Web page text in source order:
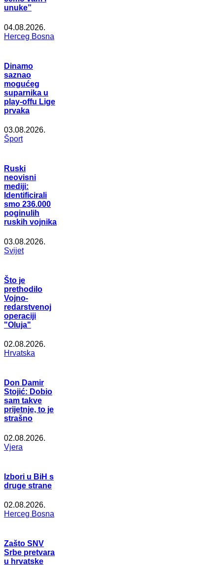
unuke”
04.08.2026.
Herceg Bosna
Dinamo
saznao
mogućeg
suparnika u
play-offu Lige
prvaka
03.08.2026.
Šport
Ruski
neovisni
mediji:
Identificirali
smo 236.000
poginulih
ruskih vojnika
03.08.2026.
Svijet
Što je
prethodilo
Vojno-
redarstvenoj
operaciji
"Oluja"
02.08.2026.
Hrvatska
Don Damir
Stojić: Dobio
sam takve
prijetnje, to je
strašno
02.08.2026.
Vjera
Izbori u BiH s
druge strane
02.08.2026.
Herceg Bosna
Zašto SNV
Srbe pretvara
u hrvatske